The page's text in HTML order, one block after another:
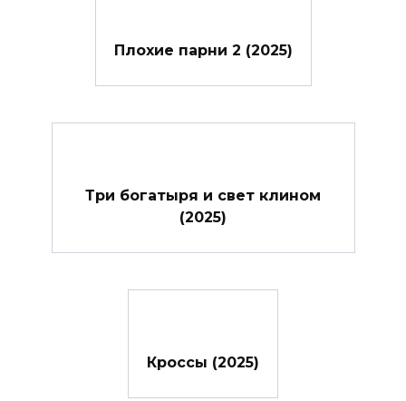
Плохие парни 2 (2025)
Три богатыря и свет клином
(2025)
Кроссы (2025)